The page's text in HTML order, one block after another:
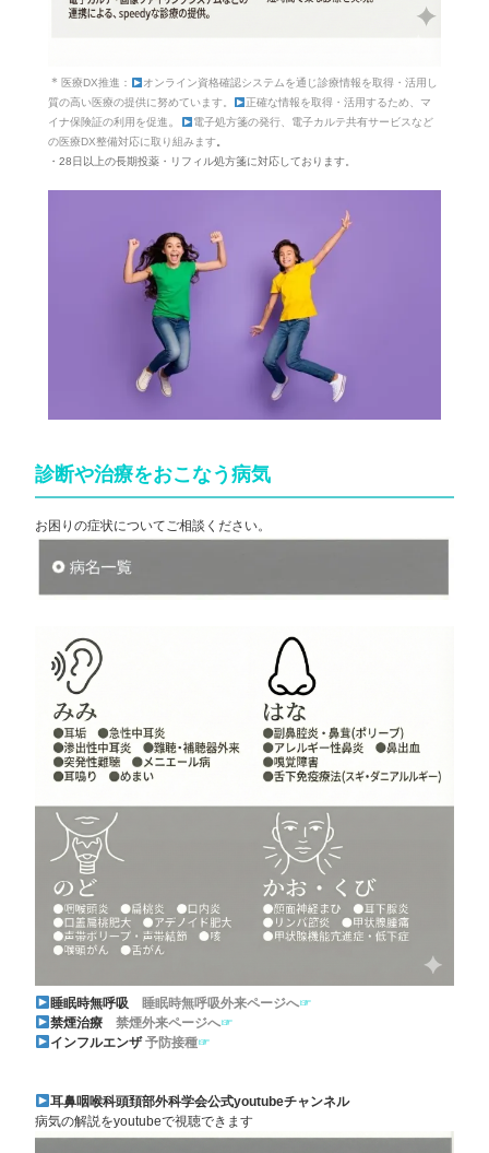
＊ 医療DX推進：
オンライン資格確認システムを通じ診療情報を取得・活用し
質の高い医療の提供に努めています。
正確な情報を取得・活用するため、マ
イナ保険証の利用を促進。
電子処方箋の発行、電子カルテ共有サービスなど
の医療DX整備対応に取り組みます。
・28日以上の長期投薬・リフィル処方箋に対応しております。
診断や治療をおこなう病気
お困りの症状についてご相談ください。
睡眠時無呼吸 睡眠時無呼吸外来ページへ☞
禁煙治療 禁煙外来ページへ☞
インフルエンザ 予防接種☞
耳鼻咽喉科頭頚部外科学会公式youtubeチャンネル
病気の解説をyoutubeで視聴できます